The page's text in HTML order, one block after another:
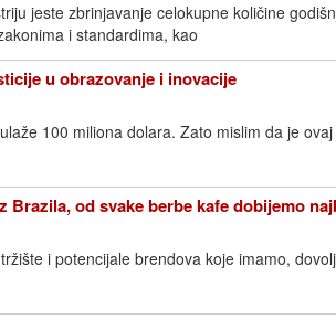
jeste zbrinjavanje celokupne količine
i standardima, kao
u obrazovanje i inovacije
100 miliona dolara. Zato mislim da je
Brazila, od svake berbe kafe dobijemo
i potencijale brendova koje imamo,